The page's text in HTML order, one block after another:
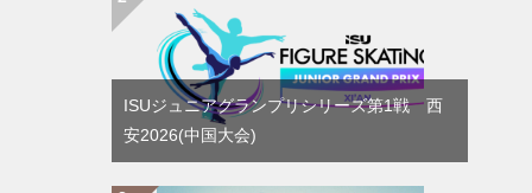
ISUジュニアグランプリシリーズ第1戦 西
安2026(中国大会)